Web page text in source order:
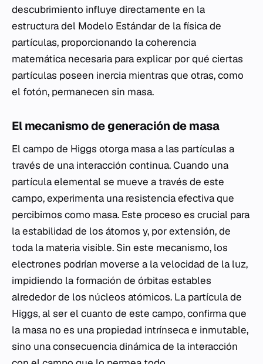
descubrimiento influye directamente en la
estructura del Modelo Estándar de la física de
partículas, proporcionando la coherencia
matemática necesaria para explicar por qué ciertas
partículas poseen inercia mientras que otras, como
el fotón, permanecen sin masa.
El mecanismo de generación de masa
El campo de Higgs otorga masa a las partículas a
través de una interacción continua. Cuando una
partícula elemental se mueve a través de este
campo, experimenta una resistencia efectiva que
percibimos como masa. Este proceso es crucial para
la estabilidad de los átomos y, por extensión, de
toda la materia visible. Sin este mecanismo, los
electrones podrían moverse a la velocidad de la luz,
impidiendo la formación de órbitas estables
alrededor de los núcleos atómicos. La partícula de
Higgs, al ser el cuanto de este campo, confirma que
la masa no es una propiedad intrínseca e inmutable,
sino una consecuencia dinámica de la interacción